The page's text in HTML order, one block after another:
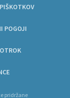
POGOJI
pridržane